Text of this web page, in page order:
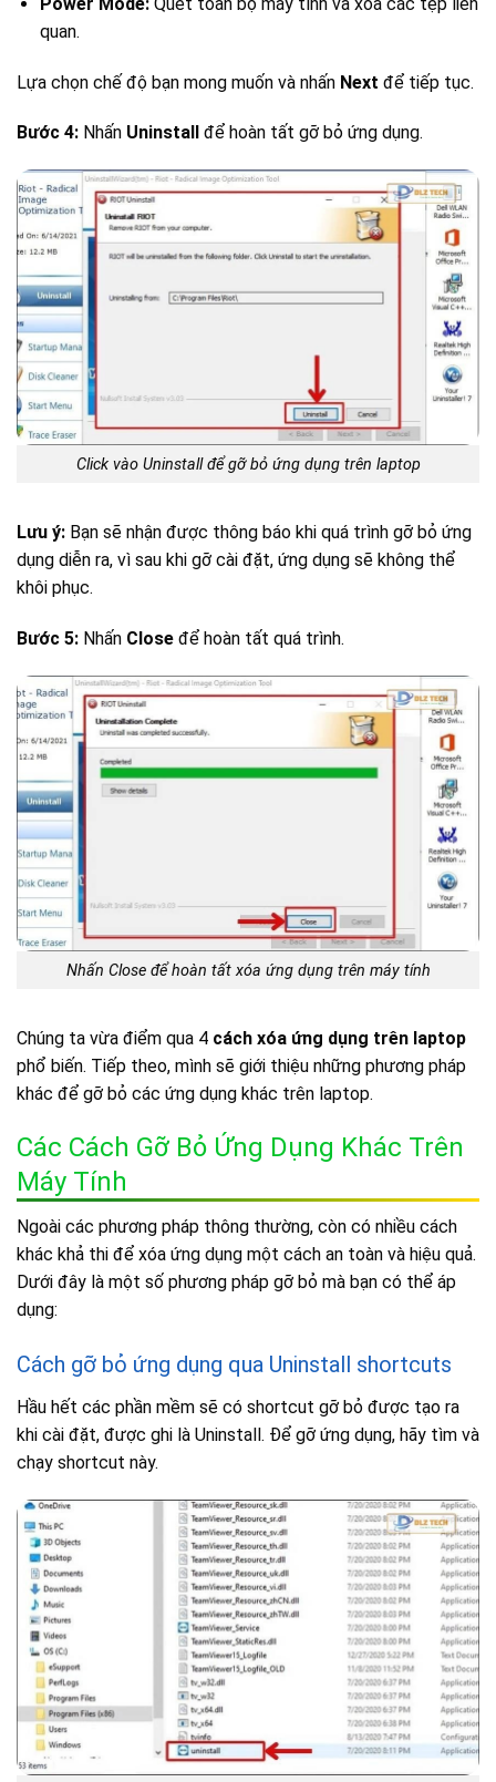
quan.
Lựa chọn chế độ bạn mong muốn và nhấn Next để tiếp tục.
Bước 4: Nhấn Uninstall để hoàn tất gỡ bỏ ứng dụng.
Click vào Uninstall để gỡ bỏ ứng dụng trên laptop
Lưu ý: Bạn sẽ nhận được thông báo khi quá trình gỡ bỏ ứng
dụng diễn ra, vì sau khi gỡ cài đặt, ứng dụng sẽ không thể
khôi phục.
Bước 5: Nhấn Close để hoàn tất quá trình.
Nhấn Close để hoàn tất xóa ứng dụng trên máy tính
Chúng ta vừa điểm qua 4 cách xóa ứng dụng trên laptop
phổ biến. Tiếp theo, mình sẽ giới thiệu những phương pháp
khác để gỡ bỏ các ứng dụng khác trên laptop.
Các Cách Gỡ Bỏ Ứng Dụng Khác Trên
Máy Tính
Ngoài các phương pháp thông thường, còn có nhiều cách
khác khả thi để xóa ứng dụng một cách an toàn và hiệu quả.
Dưới đây là một số phương pháp gỡ bỏ mà bạn có thể áp
dụng:
Cách gỡ bỏ ứng dụng qua Uninstall shortcuts
Hầu hết các phần mềm sẽ có shortcut gỡ bỏ được tạo ra
khi cài đặt, được ghi là Uninstall. Để gỡ ứng dụng, hãy tìm và
chạy shortcut này.